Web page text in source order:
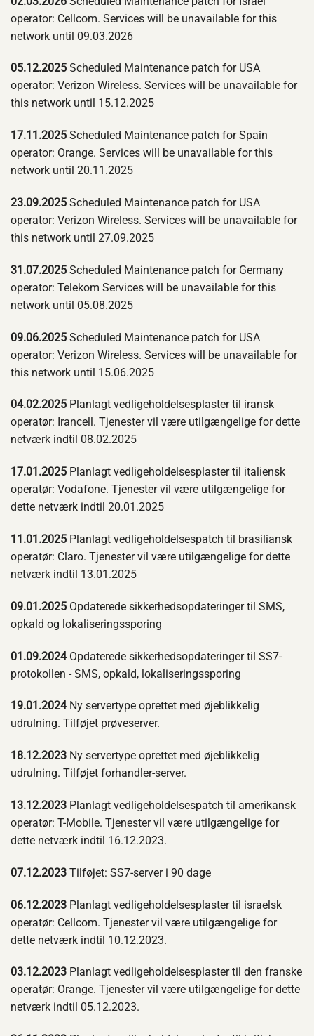
operator: Cellcom. Services will be unavailable for this
network until 09.03.2026
05.12.2025 Scheduled Maintenance patch for USA
operator: Verizon Wireless. Services will be unavailable for
this network until 15.12.2025
17.11.2025 Scheduled Maintenance patch for Spain
operator: Orange. Services will be unavailable for this
network until 20.11.2025
23.09.2025 Scheduled Maintenance patch for USA
operator: Verizon Wireless. Services will be unavailable for
this network until 27.09.2025
31.07.2025 Scheduled Maintenance patch for Germany
operator: Telekom Services will be unavailable for this
network until 05.08.2025
09.06.2025 Scheduled Maintenance patch for USA
operator: Verizon Wireless. Services will be unavailable for
this network until 15.06.2025
04.02.2025 Planlagt vedligeholdelsesplaster til iransk
operatør: Irancell. Tjenester vil være utilgængelige for dette
netværk indtil 08.02.2025
17.01.2025 Planlagt vedligeholdelsesplaster til italiensk
operatør: Vodafone. Tjenester vil være utilgængelige for
dette netværk indtil 20.01.2025
11.01.2025 Planlagt vedligeholdelsespatch til brasiliansk
operatør: Claro. Tjenester vil være utilgængelige for dette
netværk indtil 13.01.2025
09.01.2025 Opdaterede sikkerhedsopdateringer til SMS,
opkald og lokaliseringssporing
01.09.2024Opdaterede sikkerhedsopdateringer til SS7-
protokollen - SMS, opkald, lokaliseringssporing
19.01.2024Ny servertype oprettet med øjeblikkelig
udrulning. Tilføjet prøveserver.
18.12.2023 Ny servertype oprettet med øjeblikkelig
udrulning. Tilføjet forhandler-server.
13.12.2023 Planlagt vedligeholdelsespatch til amerikansk
operatør: T-Mobile. Tjenester vil være utilgængelige for
dette netværk indtil 16.12.2023.
07.12.2023 Tilføjet: SS7-server i 90 dage
06.12.2023 Planlagt vedligeholdelsesplaster til israelsk
operatør: Cellcom. Tjenester vil være utilgængelige for
dette netværk indtil 10.12.2023.
03.12.2023 Planlagt vedligeholdelsesplaster til den franske
operatør: Orange. Tjenester vil være utilgængelige for dette
netværk indtil 05.12.2023.